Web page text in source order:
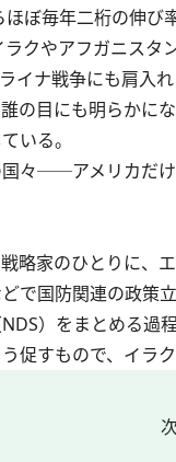
ぼ毎年二桁の伸び
クやアフガニス
イナ戦争にも肩入
の目にも明らかに
いる。
々──アメリカだ
略家のひとりに、
で国防関連の政策
）をまとめる過
促すもので、イラ